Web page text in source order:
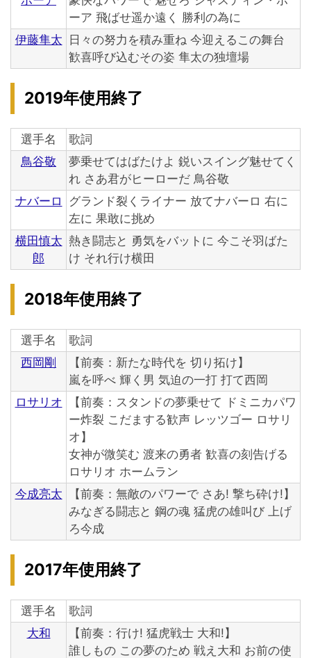
ーア 飛ばせ遥か遠く 勝利の為に
伊藤隼太
日々の努力を積み重ね 今迎えるこの舞台
歓喜呼び込むその姿 隼太の独壇場
2019年使用終了
選手名
歌詞
鳥谷敬
夢乗せてはばたけよ 鋭いスイング魅せてく
れ さあ君がヒーローだ 鳥谷敬
ナバーロ
グランド裂くライナー 放てナバーロ 右に
左に 果敢に挑め
横田慎太
郎
熱き闘志と 勇気をバットに 今こそ羽ばた
け それ行け横田
2018年使用終了
選手名
歌詞
西岡剛
【前奏：新たな時代を 切り拓け】
嵐を呼べ 輝く男 気迫の一打 打て西岡
ロサリオ
【前奏：スタンドの夢乗せて ドミニカパワ
ー炸裂 こだまする歓声 レッツゴー ロサリ
オ】
女神が微笑む 渡来の勇者 歓喜の刻告げる
ロサリオ ホームラン
今成亮太
【前奏：無敵のパワーで さあ! 撃ち砕け!】
みなぎる闘志と 鋼の魂 猛虎の雄叫び 上げ
ろ今成
2017年使用終了
選手名
歌詞
大和
【前奏：行け! 猛虎戦士 大和!】
誰しもの この夢のため 戦え大和 お前の使